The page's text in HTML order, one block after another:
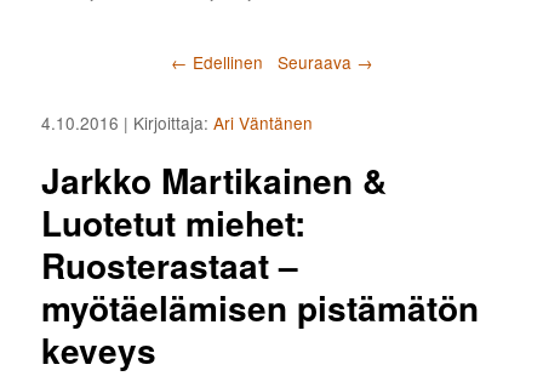
Artikkelien selaus
← Edellinen Seuraava →
Jarkko Martikainen &
Luotetut miehet:
Ruosterastaat –
myötäelämisen pistämätön
keveys
4.10.2016 | Kirjoittaja:Ari Väntänen